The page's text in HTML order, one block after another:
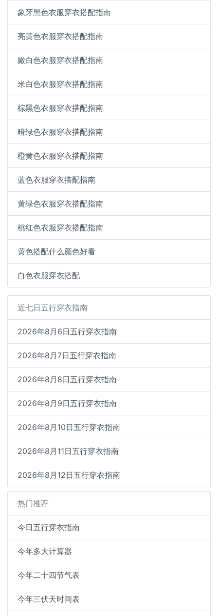
象牙黑色衣服穿衣搭配指南
亮黄色衣服穿衣搭配指南
嫩白色衣服穿衣搭配指南
米白色衣服穿衣搭配指南
棕黑色衣服穿衣搭配指南
暗绿色衣服穿衣搭配指南
橙黄色衣服穿衣搭配指南
蓝色衣服穿衣搭配指南
黄绿色衣服穿衣搭配指南
桃红色衣服穿衣搭配指南
黄色搭配什么颜色好看
白色衣服穿衣搭配
近七日五行穿衣指南
2026年8月6日五行穿衣指南
2026年8月7日五行穿衣指南
2026年8月8日五行穿衣指南
2026年8月9日五行穿衣指南
2026年8月10日五行穿衣指南
2026年8月11日五行穿衣指南
2026年8月12日五行穿衣指南
热门推荐
今日五行穿衣指南
今年多大计算器
今年二十四节气表
今年三伏天时间表